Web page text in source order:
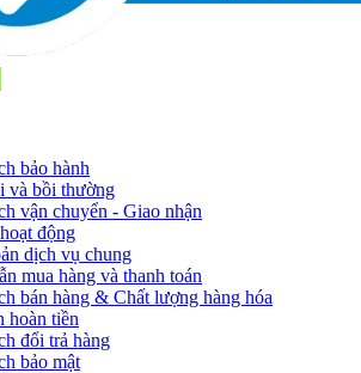
bảo hành
và bồi thường
vận chuyển - Giao nhận
động
dịch vụ chung
mua hàng và thanh toán
bán hàng & Chất lượng hàng hóa
hoàn tiền
đổi trả hàng
bảo mật